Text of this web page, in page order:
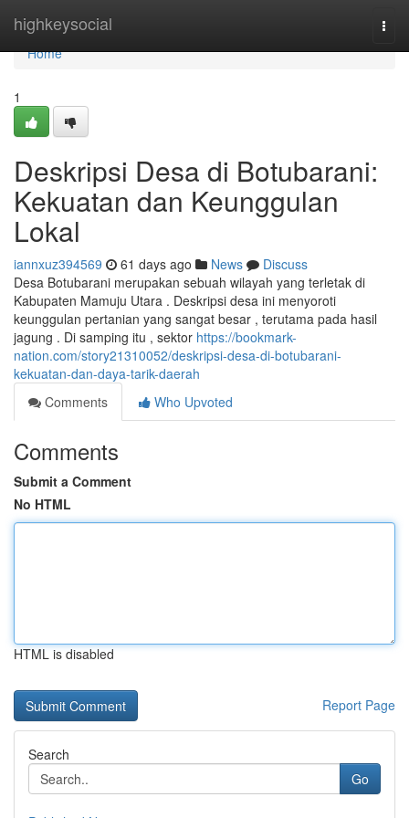
highkeysocial
Home
Home
1
Deskripsi Desa di Botubarani:
Kekuatan dan Keunggulan
Lokal
iannxuz394569 61 days ago News
Discuss
Desa Botubarani merupakan sebuah wilayah yang terletak di
Kabupaten Mamuju Utara . Deskripsi desa ini menyoroti
keunggulan pertanian yang sangat besar , terutama pada hasil
jagung . Di samping itu , sektor https://bookmark-
nation.com/story21310052/deskripsi-desa-di-botubarani-
kekuatan-dan-daya-tarik-daerah
Comments
Who Upvoted
Comments
Submit a Comment
No HTML
HTML is disabled
Report Page
Search
Go